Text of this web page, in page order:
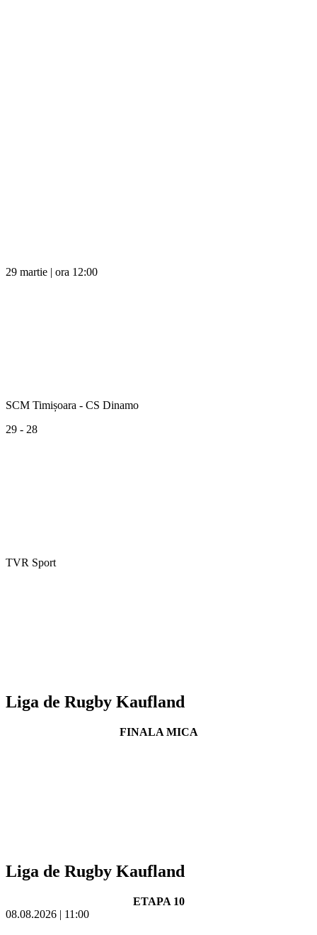
29 martie | ora 12:00
SCM Timișoara - CS Dinamo
29 - 28
TVR Sport
Liga de Rugby Kaufland
FINALA MICA
Liga de Rugby Kaufland
ETAPA 10
08.08.2026 | 11:00